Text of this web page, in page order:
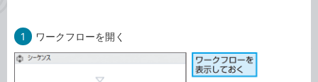
1 ワークフローを開く